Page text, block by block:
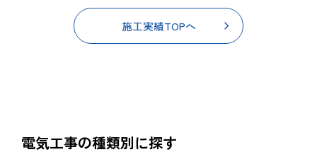
施工実績TOPへ
電気工事の種類別に探す